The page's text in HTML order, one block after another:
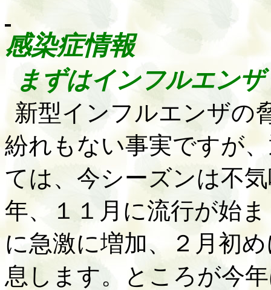
感染症情報
まずはインフルエンザ
新型インフルエンザの
紛れもない事実ですが
ては、今シーズンは不
年、１１月に流行が始
に急激に増加、２月初
息します。ところが今